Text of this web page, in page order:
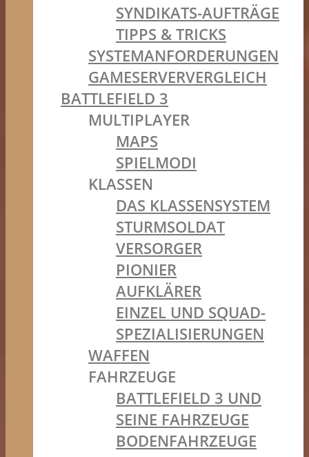
SYNDIKATS-AUFTRÄGE
TIPPS & TRICKS
SYSTEMANFORDERUNGEN
GAMESERVERVERGLEICH
BATTLEFIELD 3
MULTIPLAYER
MAPS
SPIELMODI
KLASSEN
DAS KLASSENSYSTEM
STURMSOLDAT
VERSORGER
PIONIER
AUFKLÄRER
EINZEL UND SQUAD-
SPEZIALISIERUNGEN
WAFFEN
FAHRZEUGE
BATTLEFIELD 3 UND
SEINE FAHRZEUGE
BODENFAHRZEUGE